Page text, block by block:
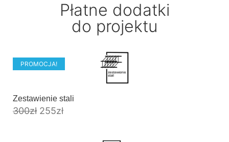
Płatne dodatki
do projektu
PROMOCJA!
Zestawienie stali
300zł 255zł